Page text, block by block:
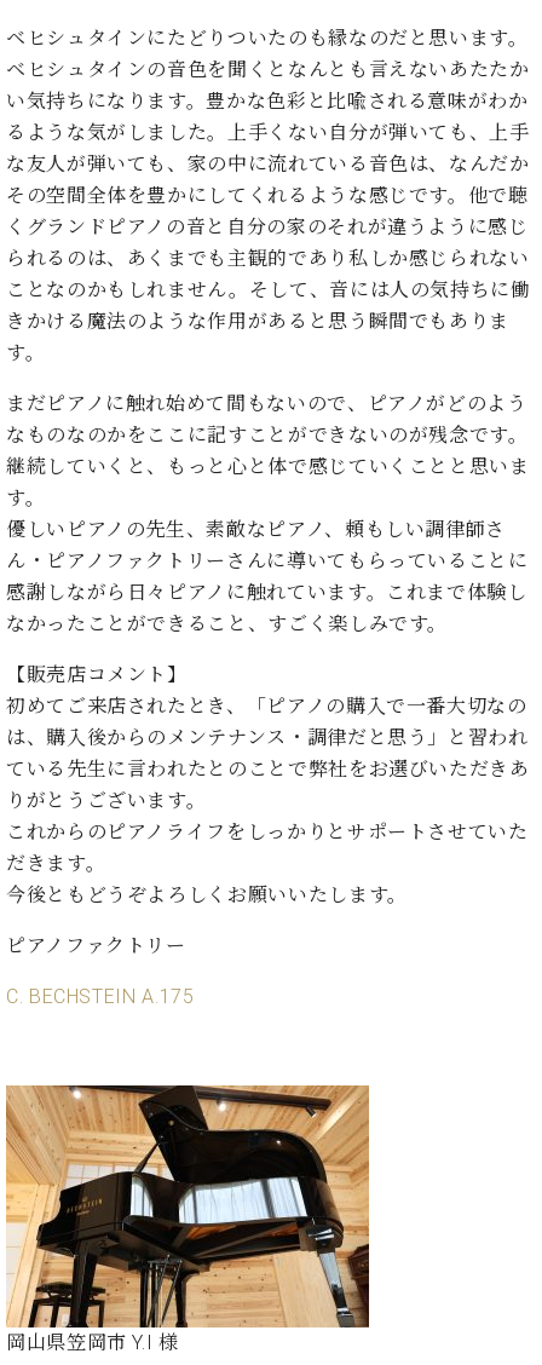
ベヒシュタインにたどりついたのも縁なのだと思います。
ベヒシュタインの音色を聞くとなんとも言えないあたたか
い気持ちになります。豊かな色彩と比喩される意味がわか
るような気がしました。上手くない自分が弾いても、上手
な友人が弾いても、家の中に流れている音色は、なんだか
その空間全体を豊かにしてくれるような感じです。他で聴
くグランドピアノの音と自分の家のそれが違うように感じ
られるのは、あくまでも主観的であり私しか感じられない
ことなのかもしれません。そして、音には人の気持ちに働
きかける魔法のような作用があると思う瞬間でもありま
す。
まだピアノに触れ始めて間もないので、ピアノがどのよう
なものなのかをここに記すことができないのが残念です。
継続していくと、もっと心と体で感じていくことと思いま
す。
優しいピアノの先生、素敵なピアノ、頼もしい調律師さ
ん・ピアノファクトリーさんに導いてもらっていることに
感謝しながら日々ピアノに触れています。これまで体験し
なかったことができること、すごく楽しみです。
【販売店コメント】
初めてご来店されたとき、「ピアノの購入で一番大切なの
は、購入後からのメンテナンス・調律だと思う」と習われ
ている先生に言われたとのことで弊社をお選びいただきあ
りがとうございます。
これからのピアノライフをしっかりとサポートさせていた
だきます。
今後ともどうぞよろしくお願いいたします。
ピアノファクトリー
C. BECHSTEIN A.175
岡山県笠岡市 Y.I 様